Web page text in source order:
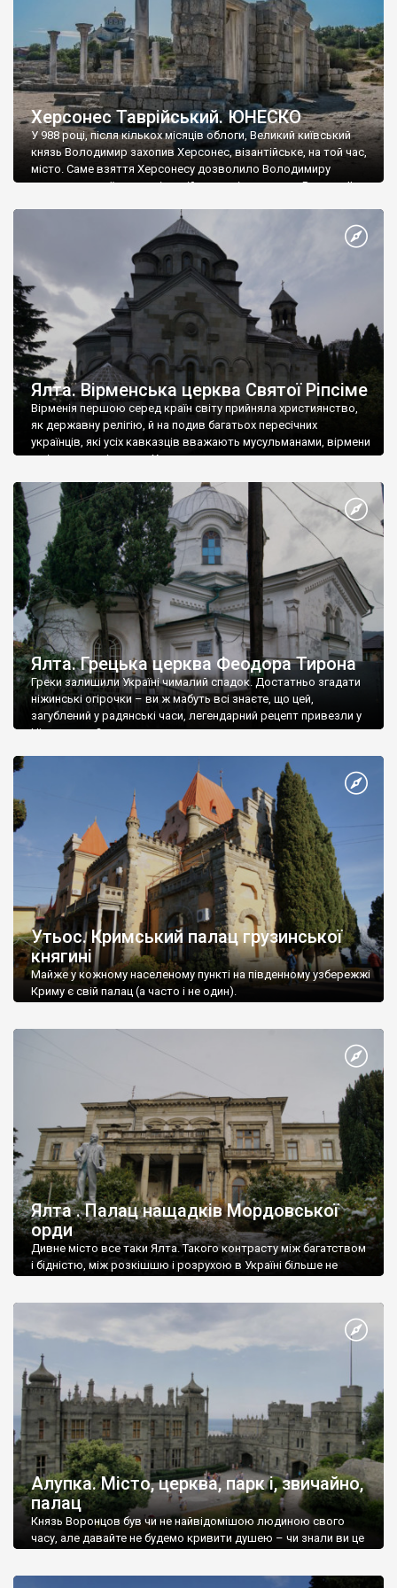
Херсонес Таврійський. ЮНЕСКО
У 988 році, після кількох місяців облоги, Великий київський
князь Володимир захопив Херсонес, візантійське, на той час,
місто. Саме взяття Херсонесу дозволило Володимиру
диктувати свої умови візантійському імператору Василю ІІ, та
Херсонесі Володимир-язичник, став Василем-християнином.
А потім було Хрещення Русі. На честь Херсонесу Таврійського
Ялта. Вірменська церква Святої Ріпсіме
Вірменія першою серед країн світу прийняла християнство,
як державну релігію, й на подив багатьох пересічних
українців, які усіх кавказців вважають мусульманами, вірмени
є відданими вірянами Христа
Ялта. Грецька церква Феодора Тирона
Греки залишили Україні чималий спадок. Достатньо згадати
ніжинські огірочки – ви ж мабуть всі знаєте, що цей,
загублений у радянські часи, легендарний рецепт привезли у
Ніжин греки?
Утьос. Кримський палац грузинської
княгині
Майже у кожному населеному пункті на південному узбережжі
Криму є свій палац (а часто і не один).
Ялта . Палац нащадків Мордовської
орди
Дивне місто все таки Ялта. Такого контрасту між багатством
і бідністю, між розкішшю і розрухою в Україні більше не
Алупка. Місто, церква, парк і, звичайно,
палац
Князь Воронцов був чи не найвідомішою людиною свого
часу, але давайте не будемо кривити душею – чи знали ви це